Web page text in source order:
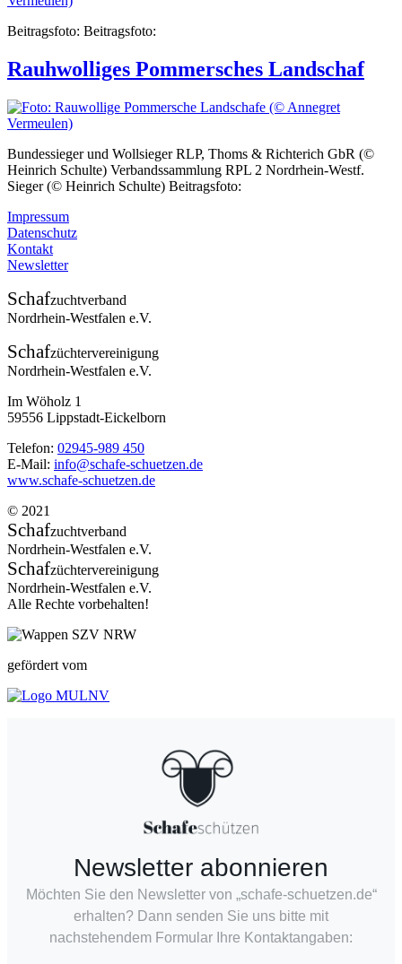
Beitragsfoto: Beitragsfoto:
Rauhwolliges Pommersches Landschaf
Bundessieger und Wollsieger RLP, Thoms & Richterich GbR (©
Heinrich Schulte) Verbandssammlung RPL 2 Nordrhein-Westf.
Sieger (© Heinrich Schulte) Beitragsfoto:
Impressum
Datenschutz
Kontakt
Newsletter
Schafzuchtverband
Nordrhein-Westfalen e.V.
Schafzüchtervereinigung
Nordrhein-Westfalen e.V.
Im Wöholz 1
59556 Lippstadt-Eickelborn
Telefon: 02945-989 450
E-Mail: info@schafe-schuetzen.de
www.schafe-schuetzen.de
© 2021
Schafzuchtverband
Nordrhein-Westfalen e.V.
Schafzüchtervereinigung
Nordrhein-Westfalen e.V.
Alle Rechte vorbehalten!
gefördert vom
Newsletter abonnieren
Möchten Sie den Newsletter von „schafe-schuetzen.de“
erhalten? Dann senden Sie uns bitte mit
nachstehendem Formular Ihre Kontaktangaben: